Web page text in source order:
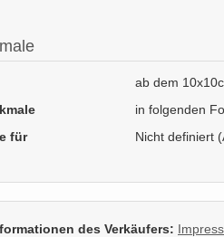
ab dem
in folgenden
für
Nicht definiert
des Verkäufers: